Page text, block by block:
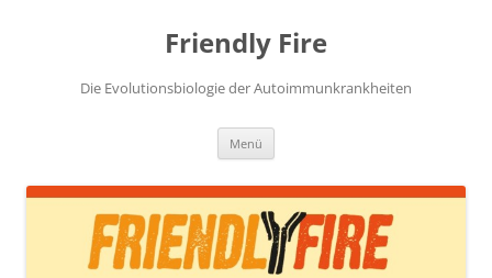
Friendly Fire
Die Evolutionsbiologie der Autoimmunkrankheiten
Menü